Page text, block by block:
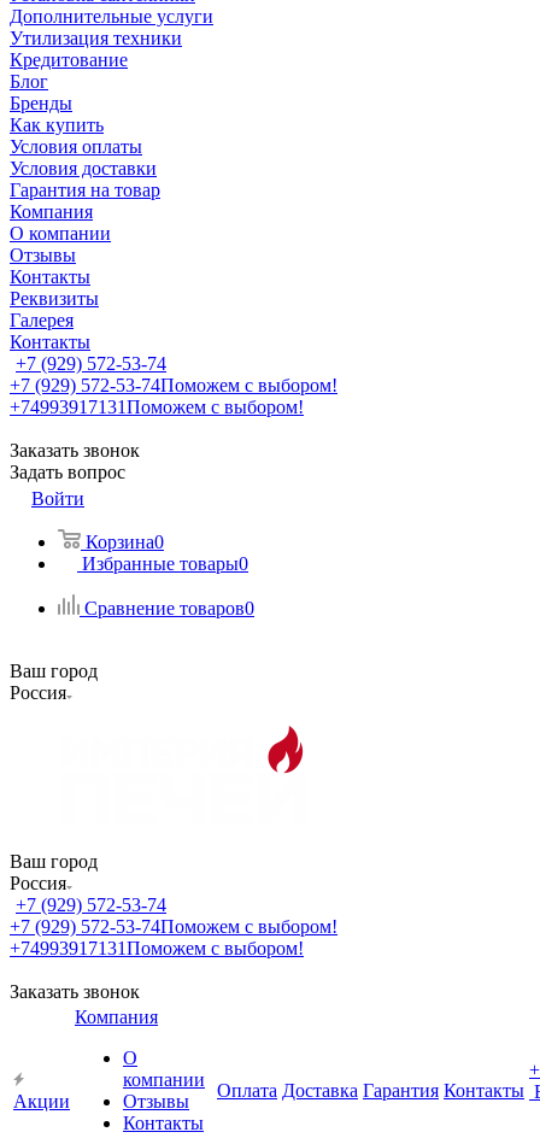
Дополнительные услуги
Утилизация техники
Кредитование
Блог
Бренды
Как купить
Условия оплаты
Условия доставки
Гарантия на товар
Компания
О компании
Отзывы
Контакты
Реквизиты
Галерея
Контакты
+7 (929) 572-53-74
+7 (929) 572-53-74Поможем с выбором!
+74993917131Поможем с выбором!
Заказать звонок
Задать вопрос
Войти
Корзина0
Избранные товары0
Сравнение товаров0
Ваш город
Россия
Ваш город
Россия
+7 (929) 572-53-74
+7 (929) 572-53-74Поможем с выбором!
+74993917131Поможем с выбором!
Заказать звонок
Акции
Компания
О
компании
Отзывы
Контакты
Оплата Доставка Гарантия Контакты
+